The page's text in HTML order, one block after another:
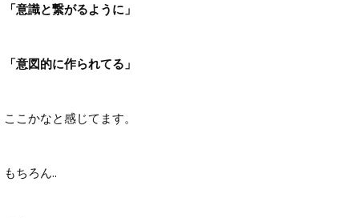
「意識と繋がるように」
「意図的に作られてる」
ここかなと感じてます。
もちろん..